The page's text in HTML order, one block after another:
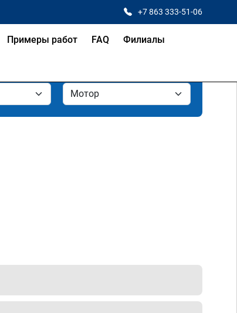
+7 863 333-51-06
Примеры работ FAQ Филиалы